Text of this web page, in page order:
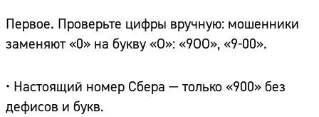
Первое. Проверьте цифры вручную: мошенники
заменяют «0» на букву «О»: «9ОО», «9-00».
• Настоящий номер Сбера — только «900» без
дефисов и букв.